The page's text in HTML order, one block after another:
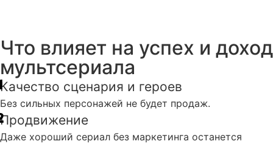
Что влияет на успех и доход
мультсериала
Качество сценария и героев
Без сильных персонажей не будет продаж.
Продвижение
Даже хороший сериал без маркетинга останется